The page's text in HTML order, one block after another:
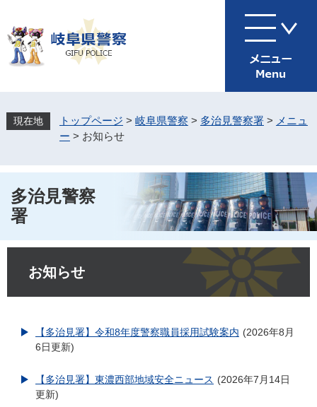
ジ
先
す
ュ
を
し
へ
トップページ > 岐阜県警察 > 多治見警察署 > メニュ
ー > お知らせ
多治見警察
署
お知らせ
【多治見署】令和8年度警察職員採用試験案内
2026年8月
6日更新
【多治見署】東濃西部地域安全ニュース
2026年7月14日
更新